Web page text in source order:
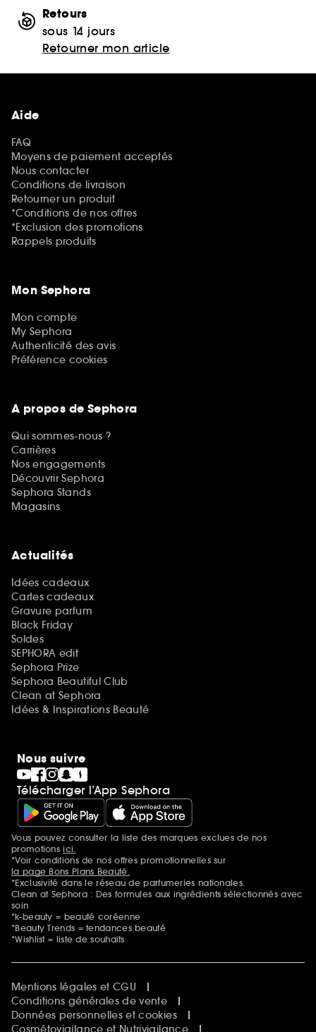
Retours
sous 14 jours
Retourner mon article
Aide
FAQ
Moyens de paiement acceptés
Nous contacter
Conditions de livraison
Retourner un produit
*Conditions de nos offres
*Exclusion des promotions
Rappels produits
Mon Sephora
Mon compte
My Sephora
Authenticité des avis
Préférence cookies
A propos de Sephora
Qui sommes-nous ?
Carrières
Nos engagements
Découvrir Sephora
Sephora Stands
Magasins
Actualités
Idées cadeaux
Cartes cadeaux
Gravure parfum
Black Friday
Soldes
SEPHORA edit
Sephora Prize
Sephora Beautiful Club
Clean at Sephora
Idées & Inspirations Beauté
Nous suivre
Télécharger l’App Sephora
Mentions additionnelles
Vous pouvez consulter la liste des marques exclues de nos
promotionsici.
*Voir conditions de nos offres promotionnelles sur
la page Bons Plans Beauté.
*Exclusivité dans le réseau de parfumeries nationales.
Clean at Sephora : Des formules aux ingrédients sélectionnés avec
soin
*k-beauty = beauté coréenne
*Beauty Trends = tendances beauté
*Wishlist = liste de souhaits
Mentions légales et CGU
Conditions générales de vente
Données personnelles et cookies
Cosmétovigilance et Nutrivigilance